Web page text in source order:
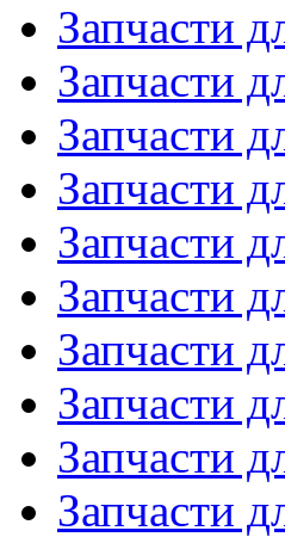
Запчасти
Запчасти
Запчасти
Запчасти
Запчасти
Запчасти
Запчасти
Запчасти
Запчасти
Запчасти